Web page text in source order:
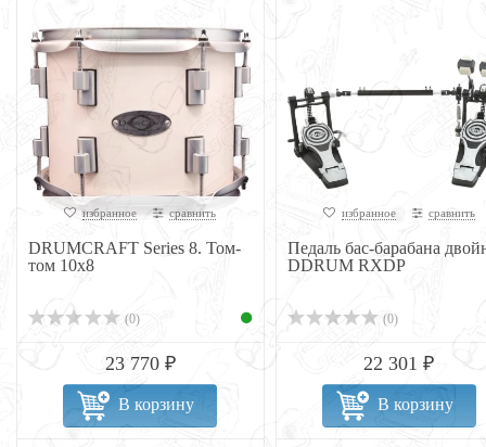
избранное сравнить
DRUMCRAFT Series 8. Том-
том 10x8
(0)
23 770 ₽
В корзину
избранное сравнить
Педаль бас-барабана
DDRUM RXDP
(0)
22 301 ₽
В корзину